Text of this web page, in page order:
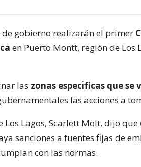
gobierno realizarán el primer
en Puerto Montt, región de Los
las zonas especificas que se
las acciones a
Los Lagos, Scarlett Molt, dijo que
sanciones a fuentes fijas de
con las normas.